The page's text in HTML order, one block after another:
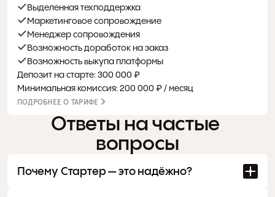
Выделенная техподдержка
Маркетинговое сопровождение
Менеджер сопровождения
Возможность доработок на заказ
Возможность выкупа платформы
Депозит на старте: 300 000 ₽
Минимальная комиссия: 200 000 ₽ / месяц
ПОДРОБНЕЕ О ТАРИФЕ
Ответы на частые
вопросы
Почему Стартер — это надёжно?